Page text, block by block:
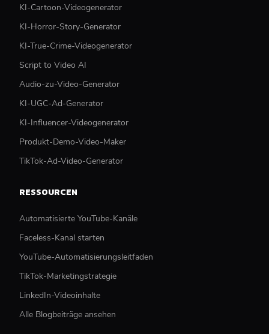
KI-Cartoon-Videogenerator
KI-Horror-Story-Generator
KI-True-Crime-Videogenerator
Script to Video AI
Audio-zu-Video-Generator
KI-UGC-Ad-Generator
KI-Influencer-Videogenerator
Produkt-Demo-Video-Maker
TikTok-Ad-Video-Generator
RESSOURCEN
Automatisierte YouTube-Kanäle
Faceless-Kanal starten
YouTube-Automatisierungsleitfaden
TikTok-Marketingstrategie
LinkedIn-Videoinhalte
Alle Blogbeiträge ansehen